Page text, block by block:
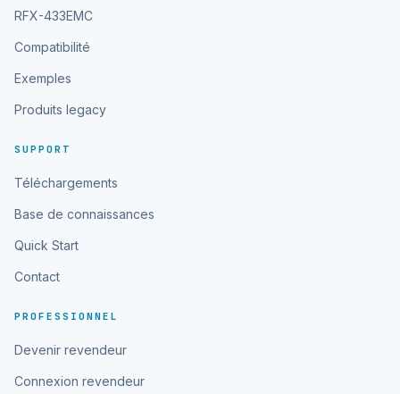
RFX-433EMC
Compatibilité
Exemples
Produits legacy
SUPPORT
Téléchargements
Base de connaissances
Quick Start
Contact
PROFESSIONNEL
Devenir revendeur
Connexion revendeur